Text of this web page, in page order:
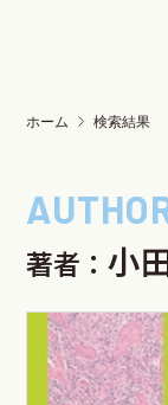
ホーム 検索結果
著者： 小